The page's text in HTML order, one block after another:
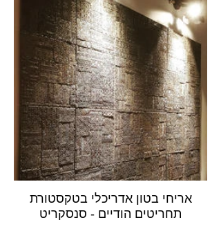
אריחי בטון אדריכלי בטקסטורת
תחריטים הודיים - סנסקריט